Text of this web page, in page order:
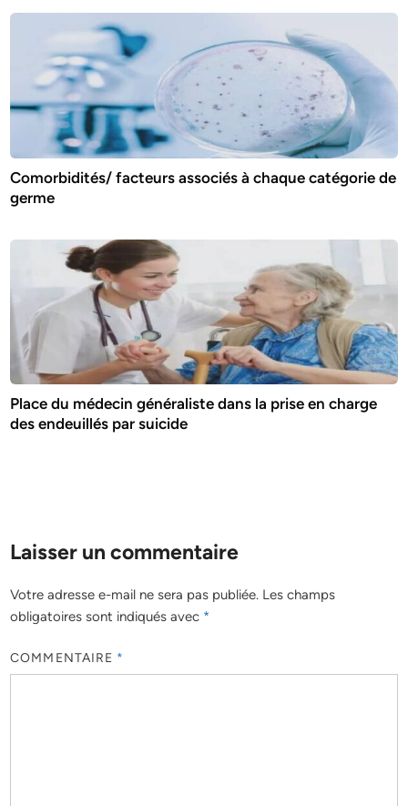
Comorbidités/ facteurs associés à chaque catégorie de
germe
Place du médecin généraliste dans la prise en charge
des endeuillés par suicide
Laisser un commentaire
Votre adresse e-mail ne sera pas publiée. Les champs
obligatoires sont indiqués avec *
COMMENTAIRE *